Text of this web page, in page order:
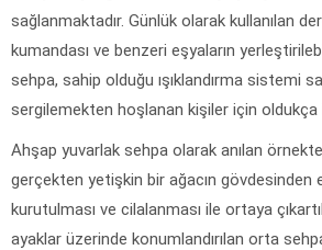
sağlanmaktadır. Günlük olarak kullanılan
kumandası ve benzeri eşyaların
sehpa, sahip olduğu ışıklandırma sistemi
sergilemekten hoşlanan kişiler için oldukça
Ahşap yuvarlak sehpa olarak anılan
gerçekten yetişkin bir ağacın gövdesinden
kurutulması ve cilalanması ile ortaya
ayaklar üzerinde konumlandırılan orta